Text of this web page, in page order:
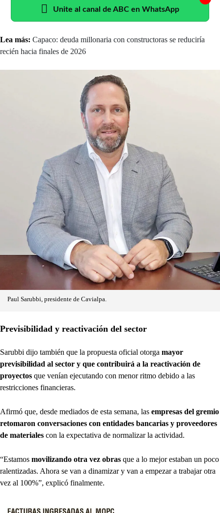
Unite al canal de ABC en WhatsApp
Lea más: Capaco: deuda millonaria con constructoras se reduciría
recién hacia finales de 2026
Paul Sarubbi, presidente de Cavialpa.
Previsibilidad y reactivación del sector
Sarubbi dijo también que la propuesta oficial otorga mayor
previsibilidad al sector y que contribuirá a la reactivación de
proyectos que venían ejecutando con menor ritmo debido a las
restricciones financieras.
Afirmó que, desde mediados de esta semana, las empresas del gremio
retomaron conversaciones con entidades bancarias y proveedores
de materiales con la expectativa de normalizar la actividad.
“Estamos movilizando otra vez obras que a lo mejor estaban un poco
ralentizadas. Ahora se van a dinamizar y van a empezar a trabajar otra
vez al 100%”, explicó finalmente.